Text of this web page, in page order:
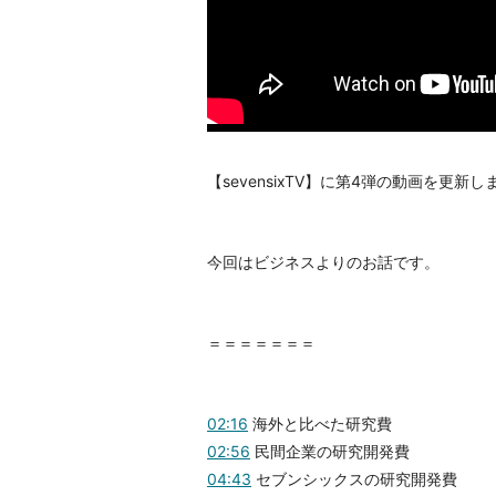
【sevensixTV】に第4弾の動画を更新し
今回はビジネスよりのお話です。
＝＝＝＝＝＝＝
02:16 海外と比べた研究費
02:56 民間企業の研究開発費
04:43 セブンシックスの研究開発費